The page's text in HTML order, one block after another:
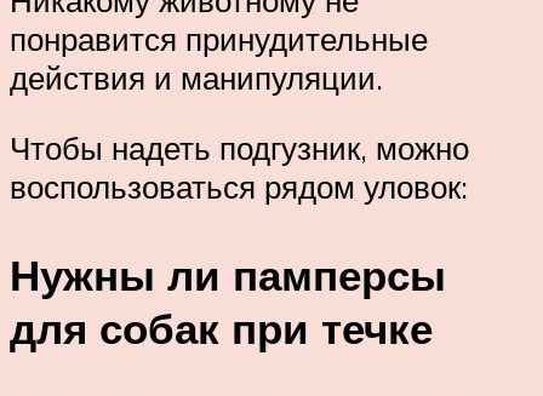
понравится принудительные
действия и манипуляции.
Чтобы надеть подгузник, можно
воспользоваться рядом уловок:
Нужны ли памперсы
для собак при течке